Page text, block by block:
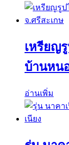
เหรียญ
บ้านหน
อ่านเพิ่ม